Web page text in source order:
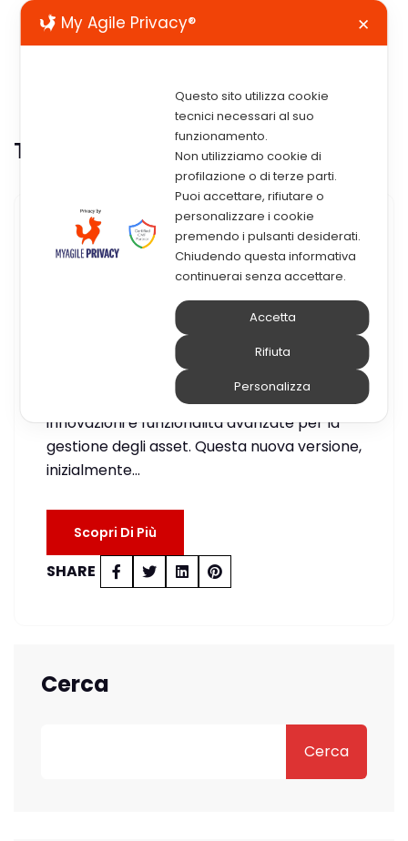
Tag: manutenzione
9 Luglio 2024
IBM Maximo Application Suite
9: Novità E Funzionalità
IBM Maximo Application Suite 9 è finalmente
arrivata, portando con sé un’ondata di
innovazioni e funzionalità avanzate per la
gestione degli asset. Questa nuova versione,
inizialmente…
Scopri Di Più
SHARE
Cerca
Cerca
My Agile Privacy® ✕
Questo sito utilizza cookie
tecnici necessari al suo
funzionamento.
Non utilizziamo cookie di
profilazione o di terze parti.
Puoi accettare, rifiutare o
personalizzare i cookie
premendo i pulsanti desiderati.
Chiudendo questa informativa
continuerai senza accettare.
Accetta
Rifiuta
Personalizza